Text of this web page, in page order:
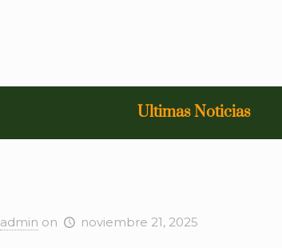
Ultimas Noticias
admin on noviembre 21, 2025